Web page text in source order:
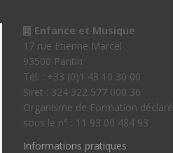
Enfance et Musique
17 rue Etienne Marcel
93500 Pantin
Tél. : +33 (0)1 48 10 30 00
Siret : 324 322 577 000 36
Organisme de Formation déclaré
sous le n° : 11 93 00 484 93
Informations pratiques